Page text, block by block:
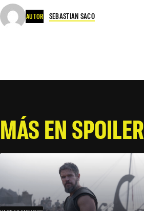
AUTOR SEBASTIAN SACO
MÁS EN SPOILER